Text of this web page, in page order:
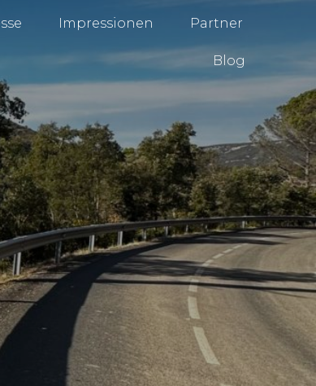
Impressionen Partner
Blog